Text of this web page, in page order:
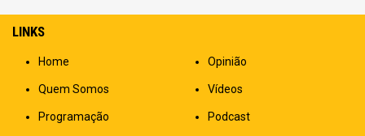
LINKS
Home
Quem Somos
Programação
Opinião
Vídeos
Podcast